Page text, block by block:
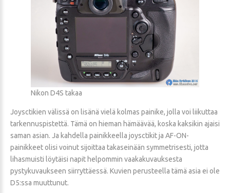
Nikon D4S takaa
Joysctikien välissä on lisänä vielä kolmas painike, jolla voi liikuttaa
tarkennuspistettä. Tämä on hieman hämäävää, koska kaksikin ajaisi
saman asian. Ja kahdella painikkeella joysctikit ja AF-ON-
painikkeet olisi voinut sijoittaa takaseinään symmetrisesti, jotta
lihasmuisti löytäisi napit helpommin vaakakuvauksesta
pystykuvaukseen siirryttäessä. Kuvien perusteella tämä asia ei ole
D5:ssa muuttunut.